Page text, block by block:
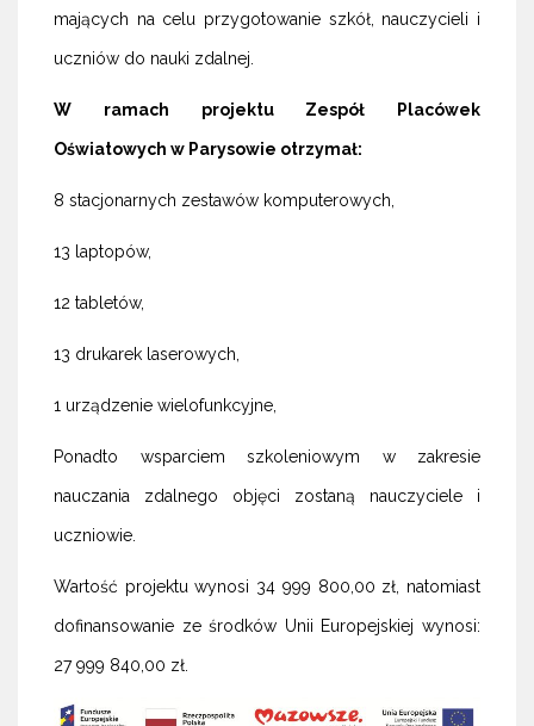
mających na celu przygotowanie szkół, nauczycieli i
uczniów do nauki zdalnej.
W ramach projektu Zespół Placówek
Oświatowych w Parysowie otrzymał:
8 stacjonarnych zestawów komputerowych,
13 laptopów,
12 tabletów,
13 drukarek laserowych,
1 urządzenie wielofunkcyjne,
Ponadto wsparciem szkoleniowym w zakresie
nauczania zdalnego objęci zostaną nauczyciele i
uczniowie.
Wartość projektu wynosi 34 999 800,00 zł, natomiast
dofinansowanie ze środków Unii Europejskiej wynosi:
27 999 840,00 zł.